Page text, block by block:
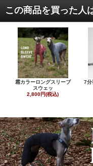
この商品を買った人
霜カラーロングスリーブ
スウェッ
2,800円(税込)
7分